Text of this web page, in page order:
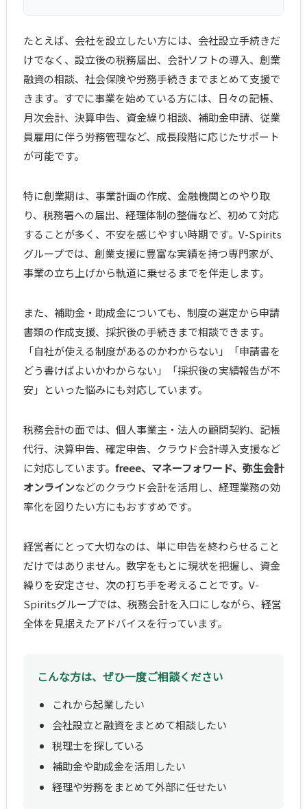
たとえば、会社を設立したい方には、会社設立手続きだ
けでなく、設立後の税務届出、会計ソフトの導入、創業
融資の相談、社会保険や労務手続きまでまとめて支援で
きます。すでに事業を始めている方には、日々の記帳、
月次会計、決算申告、資金繰り相談、補助金申請、従業
員雇用に伴う労務管理など、成長段階に応じたサポート
が可能です。
特に創業期は、事業計画の作成、金融機関とのやり取
り、税務署への届出、経理体制の整備など、初めて対応
することが多く、不安を感じやすい時期です。V-Spirits
グループでは、創業支援に豊富な実績を持つ専門家が、
事業の立ち上げから軌道に乗せるまでを伴走します。
また、補助金・助成金についても、制度の選定から申請
書類の作成支援、採択後の手続きまで相談できます。
「自社が使える制度があるのかわからない」「申請書を
どう書けばよいかわからない」「採択後の実績報告が不
安」といった悩みにも対応しています。
税務会計の面では、個人事業主・法人の顧問契約、記帳
代行、決算申告、確定申告、クラウド会計導入支援など
に対応しています。 freee、マネーフォワード、弥生会計
オンラインなどのクラウド会計を活用し、経理業務の効
率化を図りたい方にもおすすめです。
経営者にとって大切なのは、単に申告を終わらせること
だけではありません。数字をもとに現状を把握し、資金
繰りを安定させ、次の打ち手を考えることです。V-
Spiritsグループでは、税務会計を入口にしながら、経営
全体を見据えたアドバイスを行っています。
こんな方は、ぜひ一度ご相談ください
これから起業したい
会社設立と融資をまとめて相談したい
税理士を探している
補助金や助成金を活用したい
経理や労務をまとめて外部に任せたい